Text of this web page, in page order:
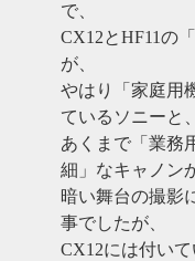
で、
CX12とHF11の
が、
やはり「家庭用
ているソニーと、
あくまで「業務
細」なキャノン
暗い舞台の撮影
事でしたが、
CX12には付い